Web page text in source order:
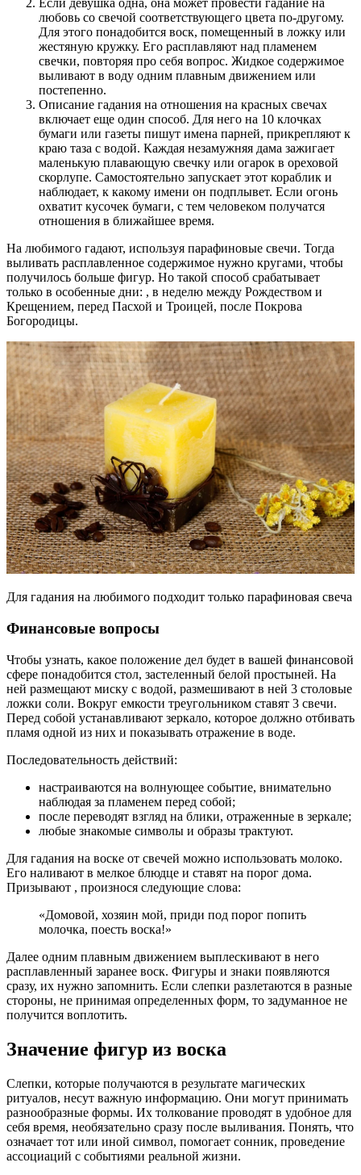
Если девушка одна, она может провести гадание на
любовь со свечой соответствующего цвета по-другому.
Для этого понадобится воск, помещенный в ложку или
жестяную кружку. Его расплавляют над пламенем
свечки, повторяя про себя вопрос. Жидкое содержимое
выливают в воду одним плавным движением или
постепенно.
Описание гадания на отношения на красных свечах
включает еще один способ. Для него на 10 клочках
бумаги или газеты пишут имена парней, прикрепляют к
краю таза с водой. Каждая незамужняя дама зажигает
маленькую плавающую свечку или огарок в ореховой
скорлупе. Самостоятельно запускает этот кораблик и
наблюдает, к какому имени он подплывет. Если огонь
охватит кусочек бумаги, с тем человеком получатся
отношения в ближайшее время.
На любимого гадают, используя парафиновые свечи. Тогда
выливать расплавленное содержимое нужно кругами, чтобы
получилось больше фигур. Но такой способ срабатывает
только в особенные дни: , в неделю между Рождеством и
Крещением, перед Пасхой и Троицей, после Покрова
Богородицы.
Для гадания на любимого подходит только парафиновая свеча
Финансовые вопросы
Чтобы узнать, какое положение дел будет в вашей финансовой
сфере понадобится стол, застеленный белой простыней. На
ней размещают миску с водой, размешивают в ней 3 столовые
ложки соли. Вокруг емкости треугольником ставят 3 свечи.
Перед собой устанавливают зеркало, которое должно отбивать
пламя одной из них и показывать отражение в воде.
Последовательность действий:
настраиваются на волнующее событие, внимательно
наблюдая за пламенем перед собой;
после переводят взгляд на блики, отраженные в зеркале;
любые знакомые символы и образы трактуют.
Для гадания на воске от свечей можно использовать молоко.
Его наливают в мелкое блюдце и ставят на порог дома.
Призывают , произнося следующие слова:
«Домовой, хозяин мой, приди под порог попить
молочка, поесть воска!»
Далее одним плавным движением выплескивают в него
расплавленный заранее воск. Фигуры и знаки появляются
сразу, их нужно запомнить. Если слепки разлетаются в разные
стороны, не принимая определенных форм, то задуманное не
получится воплотить.
Значение фигур из воска
Слепки, которые получаются в результате магических
ритуалов, несут важную информацию. Они могут принимать
разнообразные формы. Их толкование проводят в удобное для
себя время, необязательно сразу после выливания. Понять, что
означает тот или иной символ, помогает сонник, проведение
ассоциаций с событиями реальной жизни.